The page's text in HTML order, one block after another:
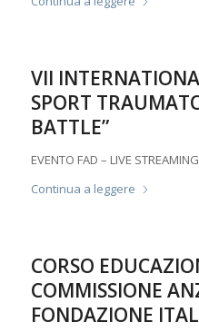
VII
SPORT
BATTLE”
EVENTO FAD – LIVE STREAMING
Continua a leggere
CORSO
COMMISSIONE
FONDAZIONE